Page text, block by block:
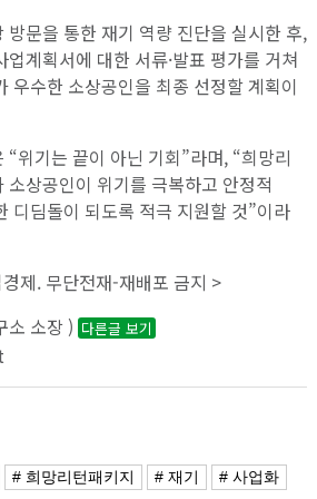
방문을 통한 재기 역량 진단을 실시한 후,
계획서에 대한 서류·발표 평가를 거쳐
우수한 소상공인을 최종 선정할 계획이
위기는 끝이 아닌 기회”라며, “희망리
소상공인이 위기를 극복하고 안정적
디딤돌이 되도록 적극 지원할 것”이라
제. 무단전재-재배포 금지 >
소 소장 ) 다른글 보기
# 희망리턴패키지 # 재기
# 사업화